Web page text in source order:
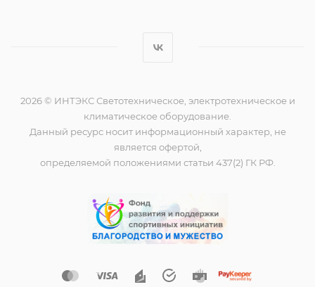
2026 © ИНТЭКС Светотехническое, электротехническое и
климатическое оборудование.
Данный ресурс носит информационный характер, не
является офертой,
определяемой положениями статьи 437(2) ГК РФ.